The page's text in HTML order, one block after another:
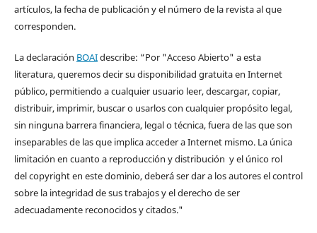
artículos, la fecha de publicación y el número de la revista al que
corresponden.
La declaración BOAIdescribe: “Por "Acceso Abierto" a esta
literatura, queremos decir su disponibilidad gratuita en Internet
público, permitiendo a cualquier usuario leer, descargar, copiar,
distribuir, imprimir, buscar o usarlos con cualquier propósito legal,
sin ninguna barrera financiera, legal o técnica, fuera de las que son
inseparables de las que implica acceder a Internet mismo. La única
limitación en cuanto a reproducción y distribución y el único rol
del copyright en este dominio, deberá ser dar a los autores el control
sobre la integridad de sus trabajos y el derecho de ser
adecuadamente reconocidos y citados."